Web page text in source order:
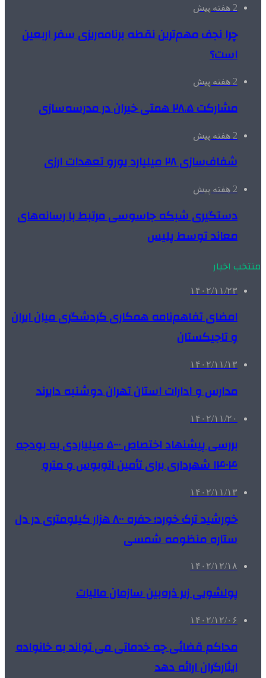
2 هفته پیش
چرا نجف مهم‌ترین نقطه برنامه‌ریزی سفر اربعین
است؟
2 هفته پیش
مشارکت ۲۸.۵ همتی خیران در مدرسه‌سازی
2 هفته پیش
شفاف‌سازی ۲۸ میلیارد یورو تعهدات ارزی
2 هفته پیش
دستگیری شبکه جاسوسی مرتبط با رسانه‌های
معاند توسط پلیس
منتخب اخبار
۱۴۰۲/۱۱/۲۳
امضای تفاهم‌نامه همکاری گردشگری میان ایران
و تاجیکستان
۱۴۰۲/۱۱/۱۳
مدارس و ادارات استان تهران دوشنبه دایرند
۱۴۰۲/۱۱/۲۰
بررسی پیشنهاد اختصاص ۵۰۰۰ میلیاردی به بودجه
۱۴۰۴ شهرداری برای تأمین اتوبوس و مترو
۱۴۰۲/۱۱/۱۳
خورشید ترک خورد؛ حفره ۸۰۰ هزار کیلومتری در دل
ستاره‌ منظومه شمسی
۱۴۰۲/۱۲/۱۸
پولشویی زیر ذره‌بین سازمان مالیات
۱۴۰۲/۱۲/۰۶
محاکم قضائی چه خدماتی می تواند به خانواده
ایثارگران ارائه دهد